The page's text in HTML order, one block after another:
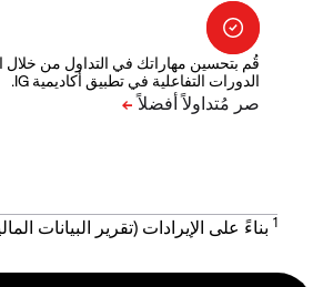
قُم بتحسين مهاراتك في التداول من
الدورات التفاعلية في تطبيق أكاديمية IG.
1 بناءً على الإيرادات (تقرير البيانات المالية